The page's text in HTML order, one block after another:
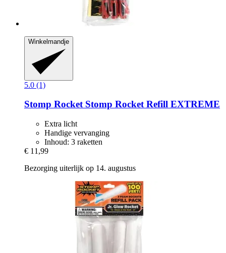
Winkelmandje
5.0 (1)
Stomp RocketStomp Rocket Refill EXTREME
Extra licht
Handige vervanging
Inhoud: 3 raketten
€ 11,99
Bezorging uiterlijk op 14. augustus